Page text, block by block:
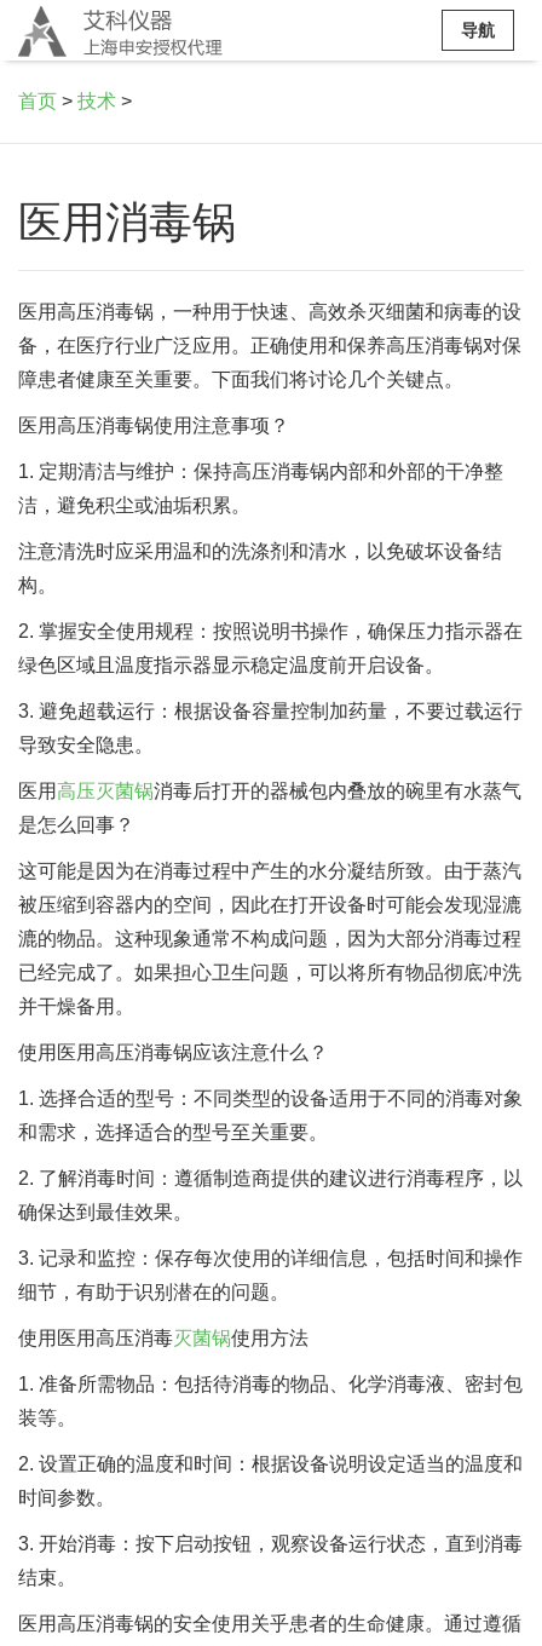
导航
首页 > 技术 >
医用消毒锅
医用高压消毒锅，一种用于快速、高效杀灭细菌和病毒的设
备，在医疗行业广泛应用。正确使用和保养高压消毒锅对保
障患者健康至关重要。下面我们将讨论几个关键点。
医用高压消毒锅使用注意事项？
1. 定期清洁与维护：保持高压消毒锅内部和外部的干净整
洁，避免积尘或油垢积累。
注意清洗时应采用温和的洗涤剂和清水，以免破坏设备结
构。
2. 掌握安全使用规程：按照说明书操作，确保压力指示器在
绿色区域且温度指示器显示稳定温度前开启设备。
3. 避免超载运行：根据设备容量控制加药量，不要过载运行
导致安全隐患。
医用高压灭菌锅消毒后打开的器械包内叠放的碗里有水蒸气
是怎么回事？
这可能是因为在消毒过程中产生的水分凝结所致。由于蒸汽
被压缩到容器内的空间，因此在打开设备时可能会发现湿漉
漉的物品。这种现象通常不构成问题，因为大部分消毒过程
已经完成了。如果担心卫生问题，可以将所有物品彻底冲洗
并干燥备用。
使用医用高压消毒锅应该注意什么？
1. 选择合适的型号：不同类型的设备适用于不同的消毒对象
和需求，选择适合的型号至关重要。
2. 了解消毒时间：遵循制造商提供的建议进行消毒程序，以
确保达到最佳效果。
3. 记录和监控：保存每次使用的详细信息，包括时间和操作
细节，有助于识别潜在的问题。
使用医用高压消毒灭菌锅使用方法
1. 准备所需物品：包括待消毒的物品、化学消毒液、密封包
装等。
2. 设置正确的温度和时间：根据设备说明设定适当的温度和
时间参数。
3. 开始消毒：按下启动按钮，观察设备运行状态，直到消毒
结束。
医用高压消毒锅的安全使用关乎患者的生命健康。通过遵循